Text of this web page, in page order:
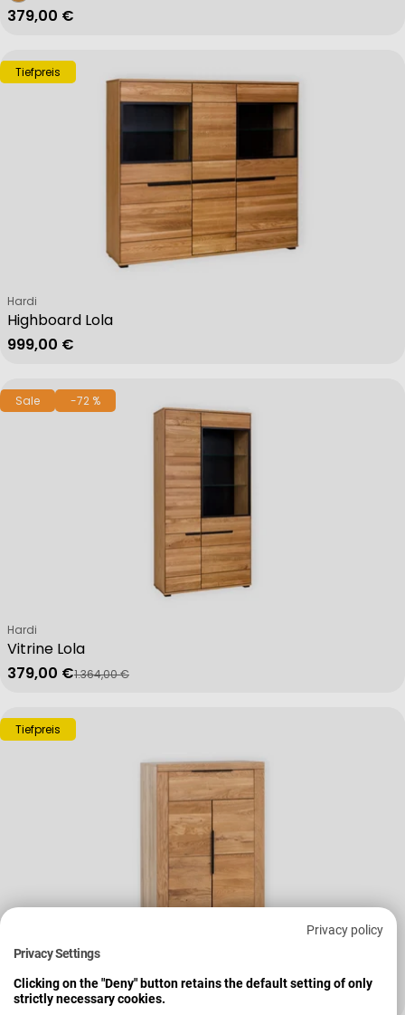
Privacy policy
Privacy Settings
Clicking on the "Deny" button retains the default setting of only
strictly necessary cookies.
Regulärer Preis
379,00 €
Tiefpreis
Highboard Lola
Verkäufer:
Hardi
Regulärer Preis
999,00 €
Sale -72 %
Vitrine Lola
Verkäufer:
Hardi
Verkaufspreis
379,00 €
Regulärer Preis
1.364,00 €
Tiefpreis
Schuhkommode Joost
Verkäufer:
Hardi
Regulärer Preis
319,00 €